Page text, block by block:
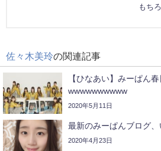
もち
佐々木美玲の関連記事
【ひなあい】みーぱん
wwwwwwwwww
2020年5月11日
最新のみーぱんブログ、
2020年4月23日